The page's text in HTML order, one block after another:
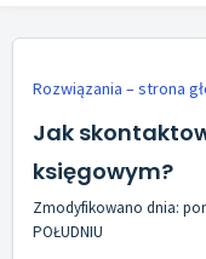
Rozwiązania – strona
Jak
księgowym?
Zmodyfikowano dnia:
POŁUDNIU